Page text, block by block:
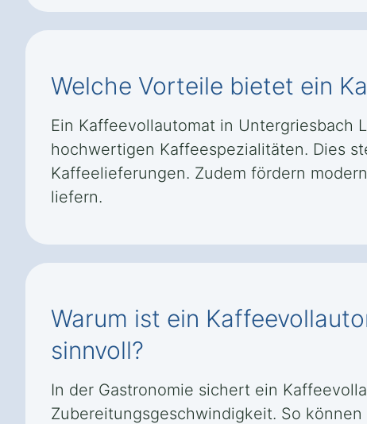
Welche Vorteile bietet ein
Ein Kaffeevollautomat in Untergriesbach
hochwertigen Kaffeespezialitäten. Dies
Kaffeelieferungen. Zudem fördern
liefern.
Warum ist ein
sinnvoll?
In der Gastronomie sichert ein
Zubereitungsgeschwindigkeit. So